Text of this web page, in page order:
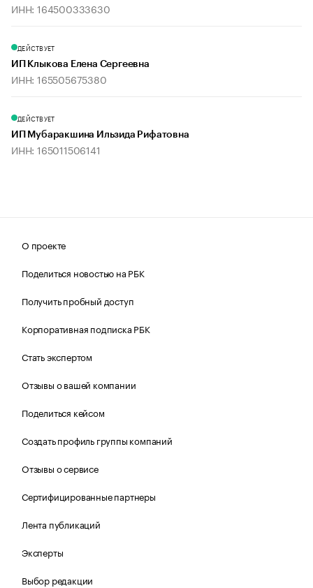
ИНН: 164500333630
ДЕЙСТВУЕТ
ИП Клыкова Елена Сергеевна
ИНН: 165505675380
ДЕЙСТВУЕТ
ИП Мубаракшина Ильзида Рифатовна
ИНН: 165011506141
О проекте
Поделиться новостью на РБК
Получить пробный доступ
Корпоративная подписка РБК
Стать экспертом
Отзывы о вашей компании
Поделиться кейсом
Создать профиль группы компаний
Отзывы о сервисе
Сертифицированные партнеры
Лента публикаций
Эксперты
Выбор редакции